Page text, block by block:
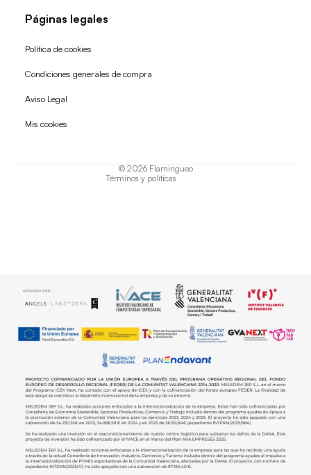
Páginas legales
Política de cookies
Condiciones generales de compra
Aviso Legal
Mis cookies
© 2026 Flamingueo
Términos y políticas